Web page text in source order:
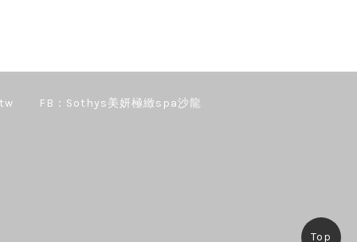
Top
FB：Sothys美妍極緻spa沙龍